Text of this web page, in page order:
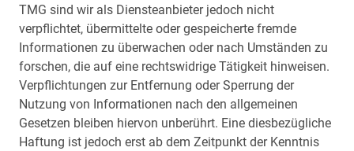
TMG sind wir als Diensteanbieter jedoch nicht
verpflichtet, übermittelte oder gespeicherte fremde
Informationen zu überwachen oder nach Umständen zu
forschen, die auf eine rechtswidrige Tätigkeit hinweisen.
Verpflichtungen zur Entfernung oder Sperrung der
Nutzung von Informationen nach den allgemeinen
Gesetzen bleiben hiervon unberührt. Eine diesbezügliche
Haftung ist jedoch erst ab dem Zeitpunkt der Kenntnis